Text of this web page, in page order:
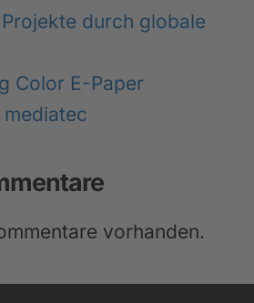
durch globale
Color E-Paper
vorhanden.